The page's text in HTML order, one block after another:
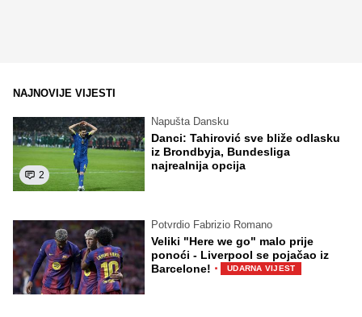
NAJNOVIJE VIJESTI
2
Napušta Dansku
Danci: Tahirović sve bliže odlasku
iz Brondbyja, Bundesliga
najrealnija opcija
Potvrdio Fabrizio Romano
Veliki "Here we go" malo prije
ponoći - Liverpool se pojačao iz
Barcelone! · UDARNA VIJEST